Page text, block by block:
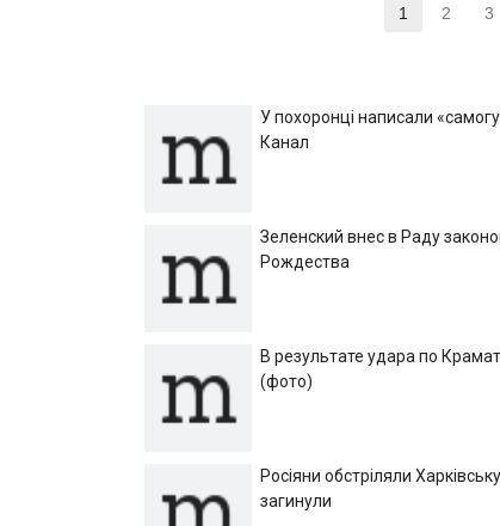
Страница
1 2 3
У похоронці написали
Канал
Зеленский внес в Раду
Рождества
В результате удара по
(фото)
Росіяни обстріляли
загинули